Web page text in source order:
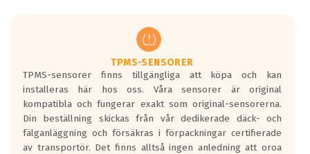
regelverket som introduceras år 2016.
Ett däck med två svarta vågor är redan
godkända för år 2016 nya regelverk.
Ett däck med en svart våg kommer vara
minst tre decibel tystare än det
regelverk som börjar gälla 2016.
TPMS-SENSORER
TPMS-sensorer finns tillgängliga att köpa och kan
installeras här hos oss. Våra sensorer är original
kompatibla och fungerar exakt som original-sensorerna.
Din beställning skickas från vår dedikerade däck- och
fälganläggning och försäkras i förpackningar certifierade
av transportör. Det finns alltså ingen anledning att oroa